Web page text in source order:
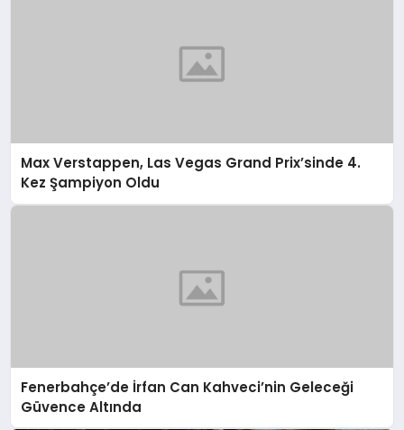
Max Verstappen, Las Vegas Grand Prix’sinde 4.
Kez Şampiyon Oldu
Fenerbahçe’de İrfan Can Kahveci’nin Geleceği
Güvence Altında